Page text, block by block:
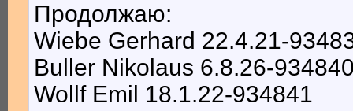
Продолжаю:
Wiebe Gerhard 22.4.21-
Buller Nikolaus 6.8.26-
Wollf Emil 18.1.22-934841